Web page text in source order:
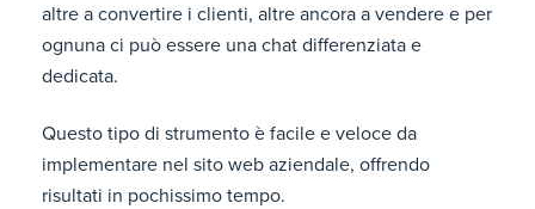
altre a convertire i clienti, altre ancora a vendere e per
ognuna ci può essere una chat differenziata e
dedicata.
Questo tipo di strumento è facile e veloce da
implementare nel sito web aziendale, offrendo
risultati in pochissimo tempo.